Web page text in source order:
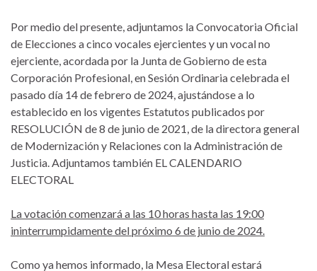
Por medio del presente, adjuntamos la Convocatoria Oficial
de Elecciones a cinco vocales ejercientes y un vocal no
ejerciente, acordada por la Junta de Gobierno de esta
Corporación Profesional, en Sesión Ordinaria celebrada el
pasado día 14 de febrero de 2024, ajustándose a lo
establecido en los vigentes Estatutos publicados por
RESOLUCIÓN de 8 de junio de 2021, de la directora general
de Modernización y Relaciones con la Administración de
Justicia. Adjuntamos también EL CALENDARIO
ELECTORAL
La votación comenzará a las 10 horas hasta las 19:00
ininterrumpidamente del próximo 6 de junio de 2024.
Como ya hemos informado, la Mesa Electoral estará